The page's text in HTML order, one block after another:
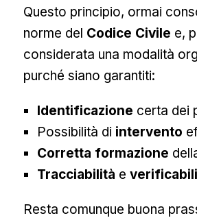
Questo principio, ormai
norme del Codice Civile e,
considerata una modalità
purché siano garantiti:
Identificazione certa dei
Possibilità di intervento
Corretta formazione
Tracciabilità e
Resta comunque buona